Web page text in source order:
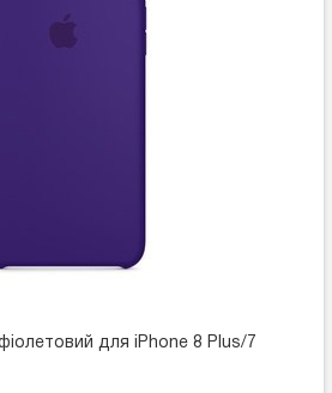
для iPhone 8 Plus/7